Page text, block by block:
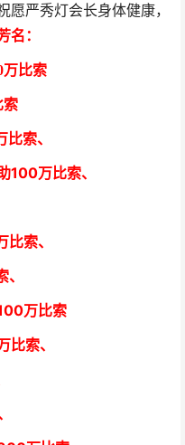
严秀灯会长身体健康，
名：
万比索
索
比索、
100万比索、
比索、
、
万比索
比索、